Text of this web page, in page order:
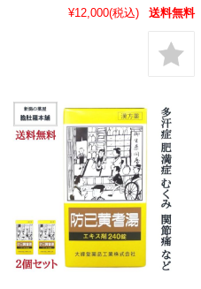
¥12,000(税込) 送料無料